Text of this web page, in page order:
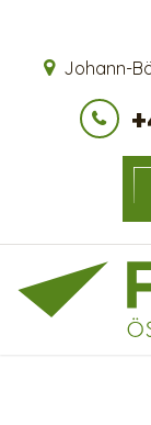
Johann-